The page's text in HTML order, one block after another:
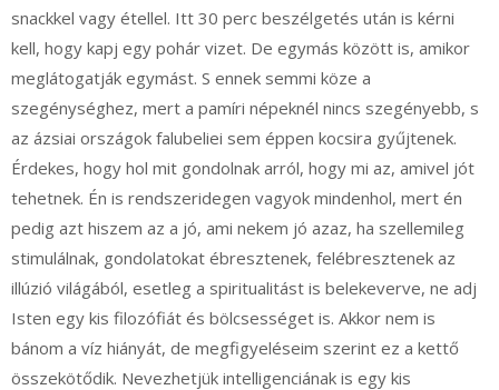
snackkel vagy étellel. Itt 30 perc beszélgetés után is kérni
kell, hogy kapj egy pohár vizet. De egymás között is, amikor
meglátogatják egymást. S ennek semmi köze a
szegénységhez, mert a pamíri népeknél nincs szegényebb, s
az ázsiai országok falubeliei sem éppen kocsira gyűjtenek.
Érdekes, hogy hol mit gondolnak arról, hogy mi az, amivel jót
tehetnek. Én is rendszeridegen vagyok mindenhol, mert én
pedig azt hiszem az a jó, ami nekem jó azaz, ha szellemileg
stimulálnak, gondolatokat ébresztenek, felébresztenek az
illúzió világából, esetleg a spiritualitást is belekeverve, ne adj
Isten egy kis filozófiát és bölcsességet is. Akkor nem is
bánom a víz hiányát, de megfigyeléseim szerint ez a kettő
összekötődik. Nevezhetjük intelligenciának is egy kis